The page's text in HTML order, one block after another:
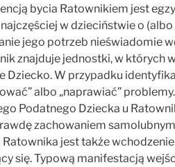
bycia Ratownikiem jest
w dzieciństwie o
jego potrzeb nieświadomie
znajduje jednostki, w
Dziecko. W przypadku
albo „naprawiać”
Podatnego Dziecka u
zachowaniem
Ratownika jest także
się. Typową manifestacją